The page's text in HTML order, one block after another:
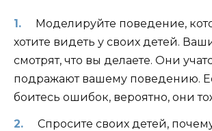
Моделируйте поведение,
хотите видеть у своих детей.
смотрят, что вы делаете. Они
подражают вашему поведению.
боитесь ошибок, вероятно, они
Спросите своих детей,